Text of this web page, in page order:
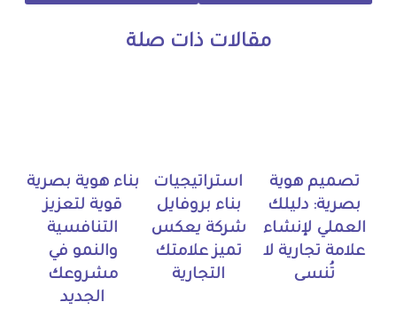
مقالات ذات صلة
تصميم هوية
بصرية: دليلك
العملي لإنشاء
علامة تجارية لا
تُنسى
استراتيجيات
بناء بروفايل
شركة يعكس
تميز علامتك
التجارية
بناء هوية بصرية
قوية لتعزيز
التنافسية
والنمو في
مشروعك
الجديد